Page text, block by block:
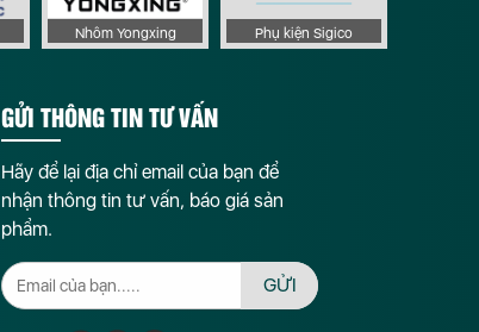
Nhôm Yongxing Phụ kiện Sigico
GỬI THÔNG TIN TƯ VẤN
Hãy để lại địa chỉ email của bạn để
nhận thông tin tư vấn, báo giá sản
phẩm.
GỬI